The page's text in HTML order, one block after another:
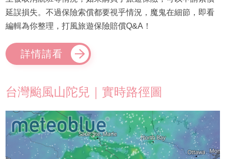
延誤損失。不過保險索償都要視乎情況，魔鬼在細節，即看
編輯為你整理，打風旅遊保險賠償Q&A！
詳情請看
台灣颱風山陀兒｜實時路徑圖